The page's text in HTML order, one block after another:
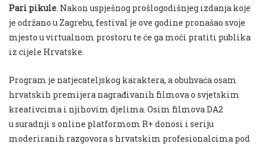
Pari pikule. Nakon uspješnog prošlogodišnjeg izdanja koje
je održano u Zagrebu, festival je ove godine pronašao svoje
mjesto u virtualnom prostoru te će ga moći pratiti publika
iz cijele Hrvatske.
Program je natjecateljskog karaktera, a obuhvaća osam
hrvatskih premijera nagrađivanih filmova o svjetskim
kreativcima i njihovim djelima. Osim filmovaDA2
usuradnji s online platformom R+ donosi i seriju
moderiranih razgovora s hrvatskim profesionalcima pod